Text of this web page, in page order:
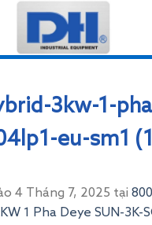
3kw-1-
eu-sm1
4 Tháng 7, 2025 tại
1 Pha Deye SUN-3K-